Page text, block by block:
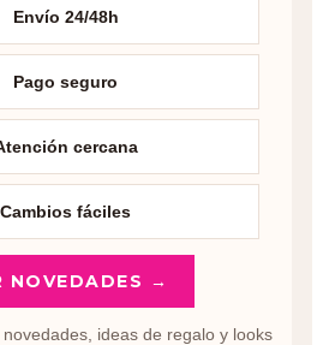
Envío 24/48h
Pago seguro
cercana
Cambios fáciles
NOVEDADES →
ideas de regalo y looks